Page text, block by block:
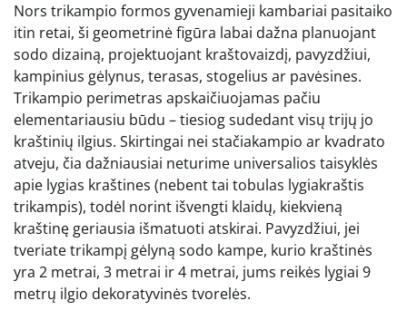
Nors trikampio formos gyvenamieji kambariai pasitaiko
itin retai, ši geometrinė figūra labai dažna planuojant
sodo dizainą, projektuojant kraštovaizdį, pavyzdžiui,
kampinius gėlynus, terasas, stogelius ar pavėsines.
Trikampio perimetras apskaičiuojamas pačiu
elementariausiu būdu – tiesiog sudedant visų trijų jo
kraštinių ilgius. Skirtingai nei stačiakampio ar kvadrato
atveju, čia dažniausiai neturime universalios taisyklės
apie lygias kraštines (nebent tai tobulas lygiakraštis
trikampis), todėl norint išvengti klaidų, kiekvieną
kraštinę geriausia išmatuoti atskirai. Pavyzdžiui, jei
tveriate trikampį gėlyną sodo kampe, kurio kraštinės
yra 2 metrai, 3 metrai ir 4 metrai, jums reikės lygiai 9
metrų ilgio dekoratyvinės tvorelės.